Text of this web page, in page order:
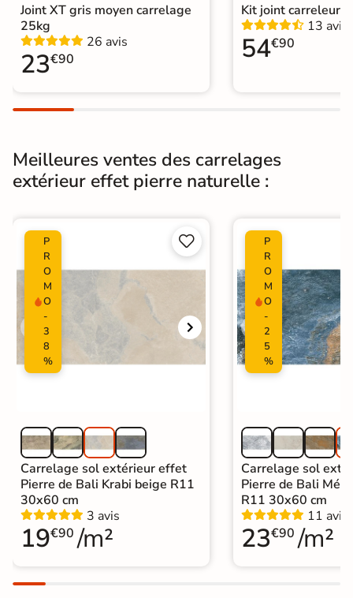
Conditionnement Boite
Choix
Normes Certification CE
Origine
Type de pose
Catégories
Carrelage terrasse moderne
Carrelage 60x120 | Carrelage Beige
|Carrelage extérieur grand format
Joint XT gris moyen carrelage
25kg
26 avis
23€90
Kit joint carreleur
13 avis
54€90
Meilleures ventes des carrelages
extérieur effet pierre naturelle :
P
R
O
M
O
-
3
8
%


Carrelage sol extérieur effet
Pierre de Bali Krabi beige R11
30x60 cm
3 avis
19€90 /m²
P
R
O
M
O
-
2
5
%
Carrelage sol
Pierre de Bali
R11 30x60 cm
11 avis
23€90 /m²